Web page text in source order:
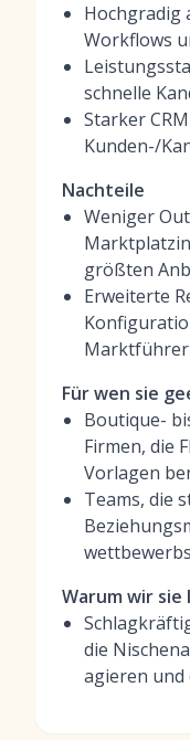
Hochgradig
Workflows
schnelle
Starker
Kunden-/
Nachteile
Weniger
größten
Erweiterte
Für wen sie
Boutique-
Firmen, die
Vorlagen
Teams, die
Warum wir sie
die
agieren